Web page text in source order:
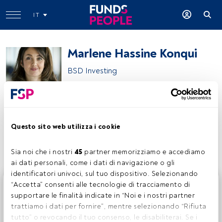
Questo sito web utilizza i cookie
Sia noi che i nostri 45 partner memorizziamo e accediamo
ai dati personali, come i dati di navigazione o gli
identificatori univoci, sul tuo dispositivo. Selezionando
“Accetta” consenti alle tecnologie di tracciamento di
supportare le finalità indicate in “Noi e i nostri partner
trattiamo i dati per fornire”, mentre selezionando “Rifiuta
tutto” o revocando il tuo consenso, le disabiliterai. Se i
IT
Marlene Hassine Konqui
BSD Investing
Condividi:
Questo è un articolo riservato agli utenti FundsPeople. Se
sei già registrato, accedi tramite il pulsante Login. Se non
hai ancora un account, ti invitiamo a registrarti per scoprire
tutti i contenuti che FundsPeople ha da offrire.